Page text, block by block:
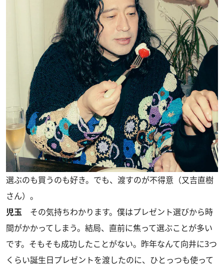
選ぶのも買うのも好き。でも、渡すのが不得意（又吉直樹
さん）。
児玉 その気持ちわかります。僕はプレゼント選びから時
間がかかってしまう。結局、直前に焦って選ぶことが多い
です。そもそも成功したことがない。昨年なんて向井に3つ
くらい誕生日プレゼントを渡したのに、ひとっつも使って